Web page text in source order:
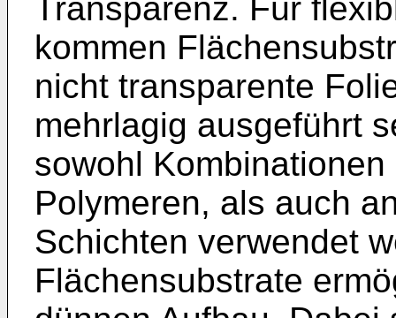
Transparenz. Für
kommen
nicht transparente
mehrlagig ausgeführt
sowohl
Polymeren, als auch
Schichten verwendet
Flächensubstrate